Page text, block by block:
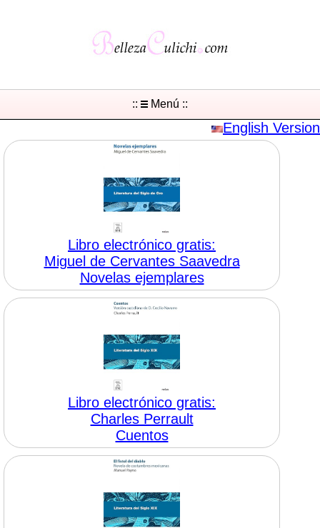
:: Menú ::
English Version
Libro electrónico gratis:
Miguel de Cervantes Saavedra
Novelas ejemplares
Libro electrónico gratis:
Charles Perrault
Cuentos